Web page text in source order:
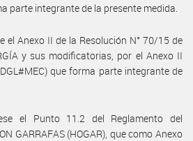
parte integrante de la presente medida.
el Anexo II de la Resolución N° 70/15 de
y sus modificatorias, por el Anexo II
que forma parte integrante de
el Punto 11.2 del Reglamento del
GARRAFAS (HOGAR), que como Anexo